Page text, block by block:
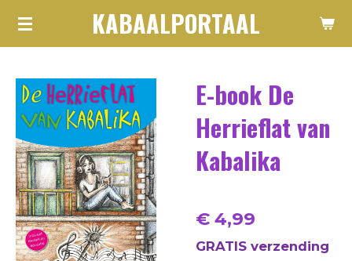
Ga
hoofdinhoud
KABAALPORTAAL
E-book De
Herrieflat van
Kabalika
€ 4,99
GRATIS verzending